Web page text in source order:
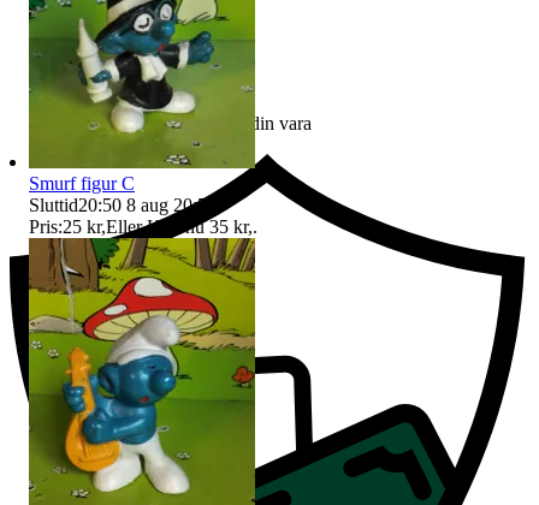
Ersättning om du inte får din vara
Smurf figur C
Sluttid20:50 8 aug 20:50
Pris:25 kr,Eller Köp nu 35 kr,.